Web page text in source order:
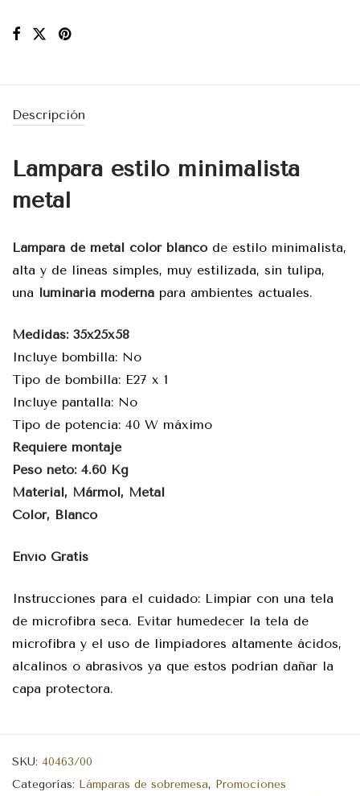
Descripción
Lampara estilo minimalista
metal
Lampara de metal color blancode estilo minimalista,
alta y de líneas simples, muy estilizada, sin tulipa,
una luminaria moderna para ambientes actuales.
Medidas: 35x25x58
Incluye bombilla: No
Tipo de bombilla: E27 x 1
Incluye pantalla: No
Tipo de potencia: 40 W máximo
Requiere montaje
Peso neto: 4.60 Kg
Material, Mármol, Metal
Color, Blanco
Envío Gratis
Instrucciones para el cuidado: Limpiar con una tela
de microfibra seca. Evitar humedecer la tela de
microfibra y el uso de limpiadores altamente ácidos,
alcalinos o abrasivos ya que estos podrían dañar la
capa protectora.
SKU: 40463/00
Categorías: Lámparas de sobremesa, Promociones